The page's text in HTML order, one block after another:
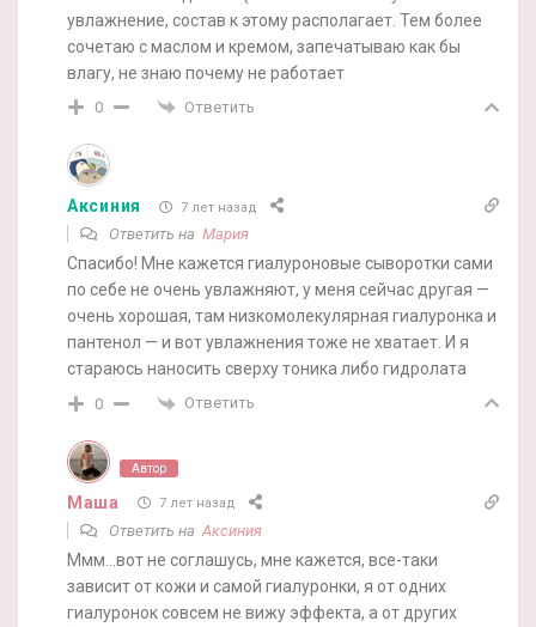
увлажнение, состав к этому располагает. Тем более
сочетаю с маслом и кремом, запечатываю как бы
влагу, не знаю почему не работает
0 Ответить
Аксиния 7 лет назад
Ответить на Мария
Спасибо! Мне кажется гиалуроновые сыворотки сами
по себе не очень увлажняют, у меня сейчас другая —
очень хорошая, там низкомолекулярная гиалуронка и
пантенол — и вот увлажнения тоже не хватает. И я
стараюсь наносить сверху тоника либо гидролата
0 Ответить
Автор
Маша 7 лет назад
Ответить на Аксиния
Ммм…вот не соглашусь, мне кажется, все-таки
зависит от кожи и самой гиалуронки, я от одних
гиалуронок совсем не вижу эффекта, а от других